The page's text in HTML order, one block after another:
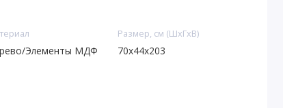
Элементы МДФ
Размер, см (ШхГхВ)
70x44x203